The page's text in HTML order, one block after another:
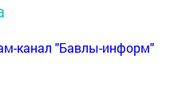
канал "Бавлы-информ"